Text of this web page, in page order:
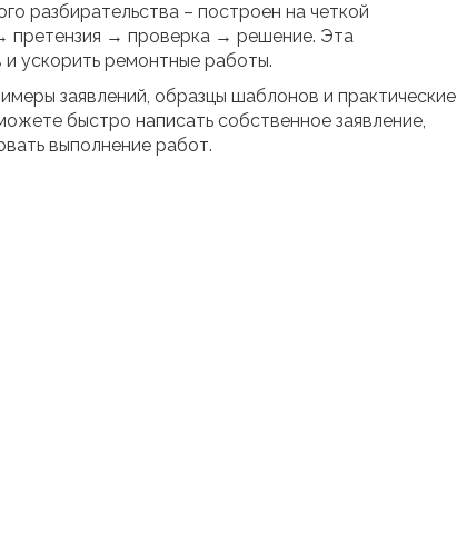
разбирательства – построен на четкой
претензия → проверка → решение. Эта
ускорить ремонтные работы.
заявлений, образцы шаблонов и практические
быстро написать собственное заявление,
выполнение работ.